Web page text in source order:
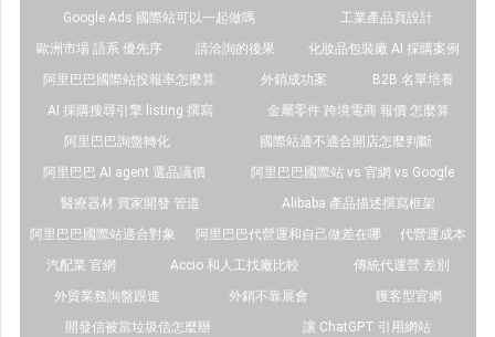
Google Ads 國際站可以一起做嗎
工業產品頁設計
歐洲市場 語系 優先序
請洽詢的後果
化妝品包裝廠 AI 採購案例
阿里巴巴國際站投報率怎麼算
外銷成功案
B2B 名單培養
AI 採購搜尋引擎 listing 撰寫
金屬零件 跨境電商 報價 怎麼算
阿里巴巴詢盤轉化
國際站適不適合開店怎麼判斷
阿里巴巴 AI agent 選品議價
阿里巴巴國際站 vs 官網 vs Google
醫療器材 買家開發 管道
Alibaba 產品描述撰寫框架
阿里巴巴國際站適合對象
阿里巴巴代營運和自己做差在哪
代營運成本
汽配業 官網
Accio 和人工找廠比較
傳統代運營 差別
外貿業務詢盤跟進
外銷不靠展會
獲客型官網
開發信被當垃圾信怎麼辦
讓 ChatGPT 引用網站